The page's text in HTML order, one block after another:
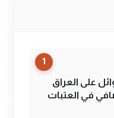
1
على العراق
في العتبات